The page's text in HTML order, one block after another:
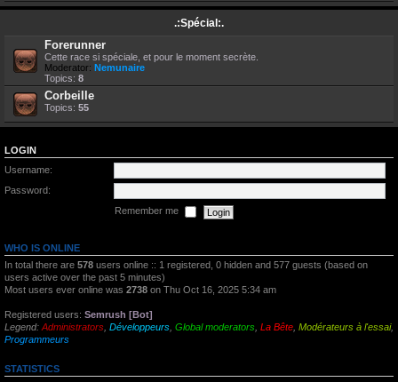
.:Spécial:.
Forerunner
Cette race si spéciale, et pour le moment secrète.
Moderator: Nemunaire
Topics: 8
Corbeille
Topics: 55
LOGIN
Username:
Password:
Remember me
WHO IS ONLINE
In total there are 578 users online :: 1 registered, 0 hidden and 577 guests (based on
users active over the past 5 minutes)
Most users ever online was 2738 on Thu Oct 16, 2025 5:34 am
Registered users: Semrush [Bot]
Legend: Administrators Développeurs Global moderators La Bête Modérateurs à l'essai,
Programmeurs
STATISTICS